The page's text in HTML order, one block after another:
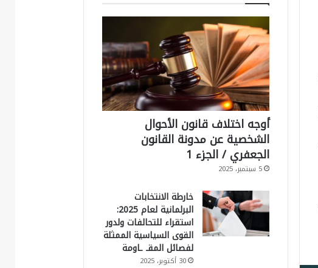
أوجه اختلاف قانون الأحوال
الشخصية عن مدونة القانون
الجعفري / الجزء 1
5 سبتمبر، 2025
خارطة الانتخابات
البرلمانية لعام 2025:
استقراء للتحالفات ولدور
القوى السياسية الممثلة
لفصائل المقـ ـاومة
30 أكتوبر، 2025